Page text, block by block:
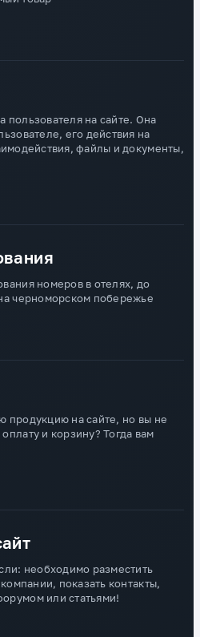
пользователя на сайте. Она
его действия на
файлы и документы,
номеров в отелях, до
черноморском побережье
продукцию на сайте, но вы не
и корзину? Тогда вам
необходимо разместить
показать контакты,
или статьями!